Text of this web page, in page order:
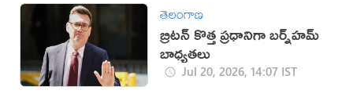
తెలంగాణ
బ్రిటన్ కొత్త ప్రధానిగా బర్న్‌హమ్
బాధ్యతలు
Jul 20, 2026, 14:07 IST